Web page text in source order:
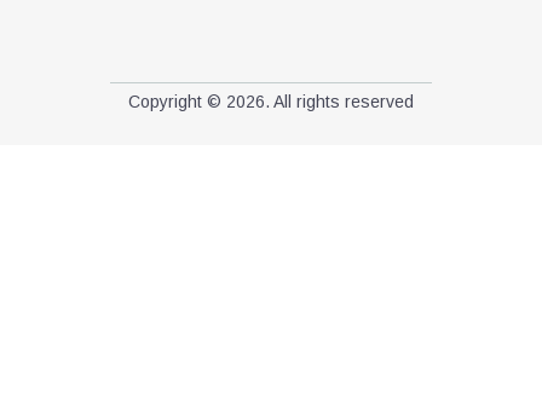
Copyright © 2026. All rights reserved